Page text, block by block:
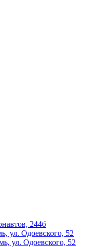
244б
ул. Одоевского, 52
ул. Одоевского, 52